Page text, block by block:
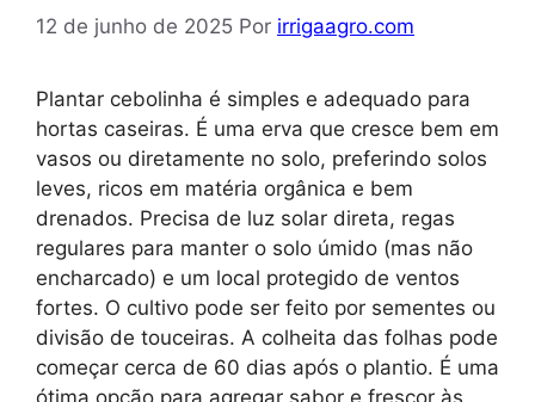
12 de junho de 2025 Por irrigaagro.com
Plantar cebolinha é simples e adequado para
hortas caseiras. É uma erva que cresce bem em
vasos ou diretamente no solo, preferindo solos
leves, ricos em matéria orgânica e bem
drenados. Precisa de luz solar direta, regas
regulares para manter o solo úmido (mas não
encharcado) e um local protegido de ventos
fortes. O cultivo pode ser feito por sementes ou
divisão de touceiras. A colheita das folhas pode
começar cerca de 60 dias após o plantio. É uma